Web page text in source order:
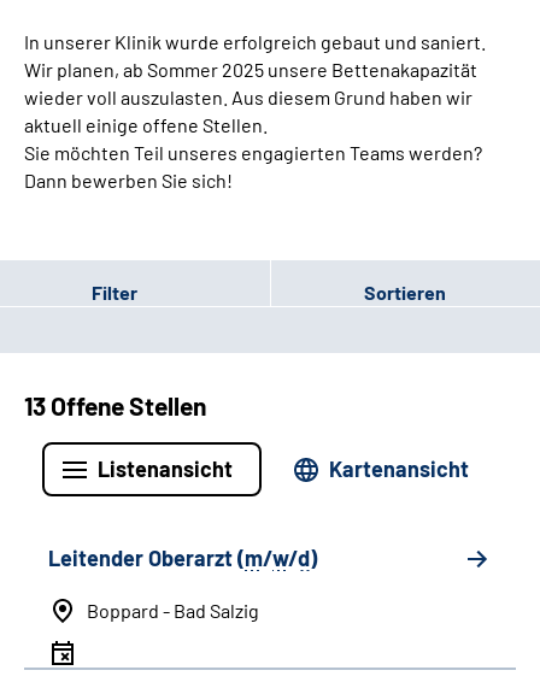
In unserer Klinik wurde erfolgreich gebaut und saniert.
Wir planen, ab Sommer 2025 unsere Bettenakapazität
wieder voll auszulasten. Aus diesem Grund haben wir
aktuell einige offene Stellen.
Sie möchten Teil unseres engagierten Teams werden?
Dann bewerben Sie sich!
Filter Sortieren
13 Offene Stellen
Listenansicht Kartenansicht
Leitender Oberarzt (m/w/d)
Boppard - Bad Salzig